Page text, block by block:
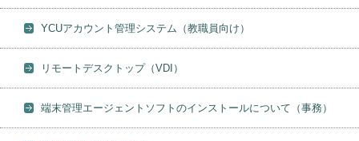
YCUアカウント管理システム（教職員向け）
リモートデスクトップ（VDI）
端末管理エージェントソフトのインストールについて（事務）